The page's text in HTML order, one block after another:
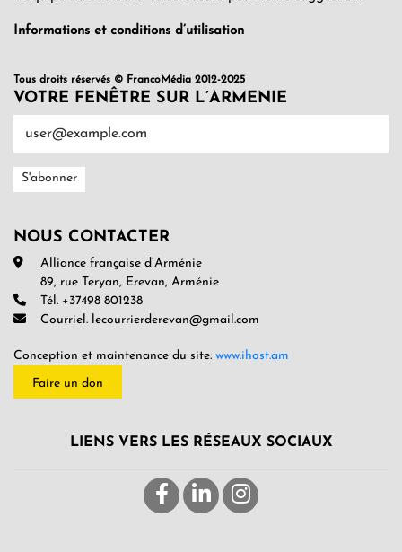
Informations et conditions d’utilisation
Tous droits réservés © FrancoMédia 2012-2025
VOTRE FENÊTRE SUR L’ARMENIE
NOUS CONTACTER
Alliance française d’Arménie
89, rue Teryan, Erevan, Arménie
Tél. +37498 801238
Courriel. lecourrierderevan@gmail.com
Conception et maintenance du site: www.ihost.am
Faire un don
LIENS VERS LES RÉSEAUX SOCIAUX